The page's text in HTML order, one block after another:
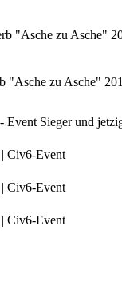
"Asche zu Asche"
"Asche zu Asche"
Sieger und
Civ6-Event
Civ6-Event
Civ6-Event